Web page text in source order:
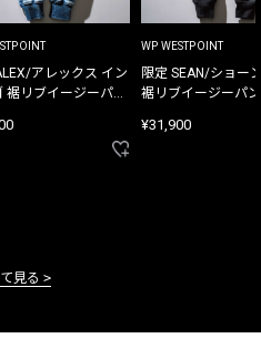
アレックス イン
裾リブイージーパン
WP WESTPOINT
限定 SEAN/ショー
裾リブイージーパ
¥31,900
見る